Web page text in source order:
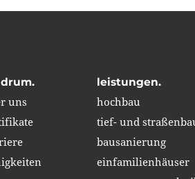
uns
leistungen.
hochbau
tief- und
bausanierung
einfamilienhäuser